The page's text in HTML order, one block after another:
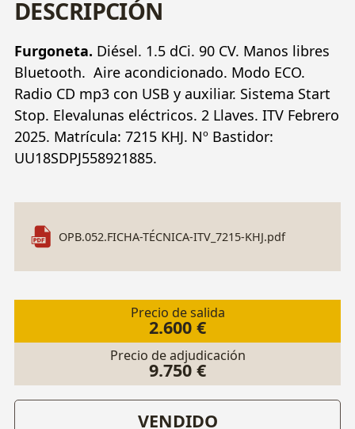
DESCRIPCIÓN
Furgoneta. Diésel. 1.5 dCi. 90 CV. Manos libres
Bluetooth. Aire acondicionado. Modo ECO.
Radio CD mp3 con USB y auxiliar. Sistema Start
Stop. Elevalunas eléctricos. 2 Llaves. ITV Febrero
2025. Matrícula: 7215 KHJ. Nº Bastidor:
UU18SDPJ558921885.
OPB.052.FICHA-TÉCNICA-ITV_7215-KHJ.pdf
Precio de salida
2.600 €
Precio de adjudicación
9.750 €
VENDIDO